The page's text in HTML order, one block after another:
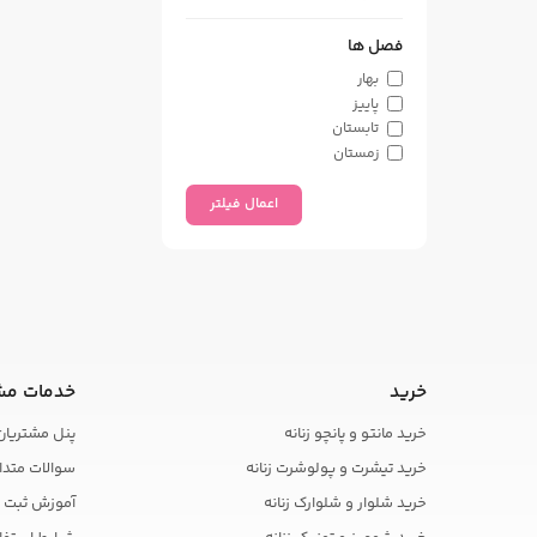
80
85
90
95
L
M
جگوار
داکرون
دلتاکراش
دورس
سزار
مازراتی
مخمل
ملانژ
فصل ها
بهار
پاییز
تابستان
زمستان
اعمال فیلتر
خرید
خرید مانتو و پانچو زنانه
خرید تیشرت و پولوشرت زنانه
خرید شلوار و شلوارک زنانه
خدمات
پنل
سوالات
آموزش